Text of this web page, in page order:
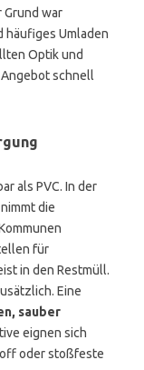
Grund war
häufiges Umladen
Optik und
schnell
als PVC. In der
die
für
in den Restmüll.
Eine
sauber
eignen sich
oder stoßfeste